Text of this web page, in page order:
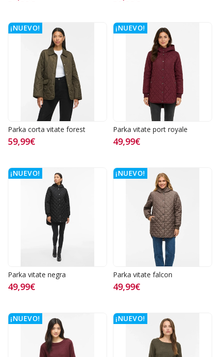
¡NUEVO!
Parka corta vitate forest
59,99€
¡NUEVO!
Parka vitate port royale
49,99€
¡NUEVO!
Parka vitate negra
49,99€
¡NUEVO!
Parka vitate falcon
49,99€
¡NUEVO! ¡NUEVO!